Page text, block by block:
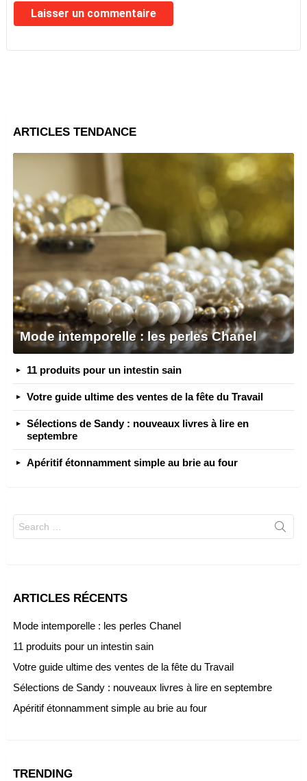
ARTICLES TENDANCE
Mode intemporelle : les perles Chanel
11 produits pour un intestin sain
Votre guide ultime des ventes de la fête du Travail
Sélections de Sandy : nouveaux livres à lire en
septembre
Apéritif étonnamment simple au brie au four
for:
ARTICLES RÉCENTS
Mode intemporelle : les perles Chanel
11 produits pour un intestin sain
Votre guide ultime des ventes de la fête du Travail
Sélections de Sandy : nouveaux livres à lire en septembre
Apéritif étonnamment simple au brie au four
TRENDING